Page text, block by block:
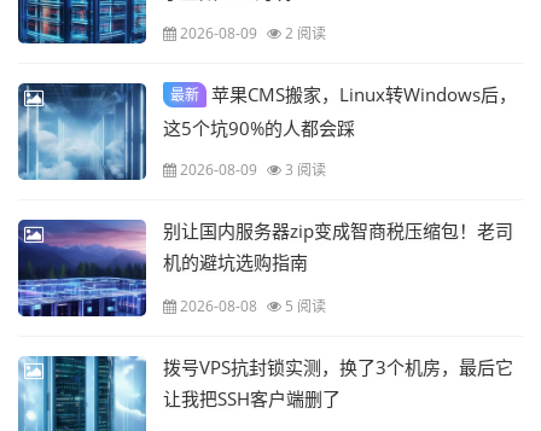
2026-08-09 2 阅读
最新 苹果CMS搬家，Linux转Windows后，
这5个坑90%的人都会踩
2026-08-09 3 阅读
别让国内服务器zip变成智商税压缩包！老司
机的避坑选购指南
2026-08-08 5 阅读
拨号VPS抗封锁实测，换了3个机房，最后它
让我把SSH客户端删了